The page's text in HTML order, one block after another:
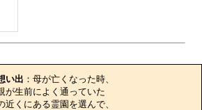
い出 ：母が亡くなった時、
が生前によく通っていた
近くにある霊園を選んで、